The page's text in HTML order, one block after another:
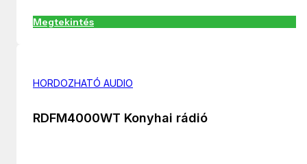
Megtekintés
HORDOZHATÓ AUDIO
RDFM4000WT Konyhai rádió